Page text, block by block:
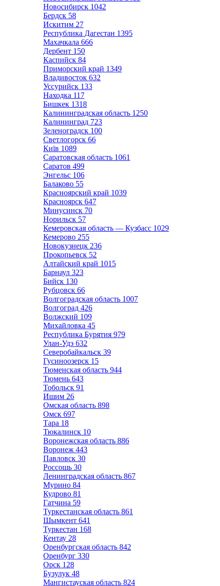
Новосибирск 1042
Бердск 58
Искитим 27
Республика Дагестан 1395
Махачкала 666
Дербент 150
Каспийск 84
Приморский край 1349
Владивосток 632
Уссурийск 133
Находка 117
Бишкек 1318
Калининградская область 1250
Калининград 723
Зеленоградск 100
Светлогорск 66
Київ 1089
Саратовская область 1061
Саратов 499
Энгельс 106
Балаково 55
Красноярский край 1039
Красноярск 647
Минусинск 70
Норильск 57
Кемеровская область — Кузбасс 1029
Кемерово 255
Новокузнецк 236
Прокопьевск 52
Алтайский край 1015
Барнаул 323
Бийск 130
Рубцовск 66
Волгоградская область 1007
Волгоград 426
Волжский 109
Михайловка 45
Республика Бурятия 979
Улан-Удэ 632
Северобайкальск 39
Гусиноозерск 15
Тюменская область 944
Тюмень 643
Тобольск 91
Ишим 26
Омская область 898
Омск 697
Тара 18
Тюкалинск 10
Воронежская область 886
Воронеж 443
Павловск 30
Россошь 30
Ленинградская область 867
Мурино 84
Кудрово 81
Гатчина 59
Туркестанская область 861
Шымкент 641
Туркестан 168
Кентау 28
Оренбургская область 842
Оренбург 330
Орск 128
Бузулук 48
Мангистауская область 824